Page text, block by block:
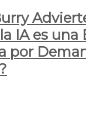
IA es una
por